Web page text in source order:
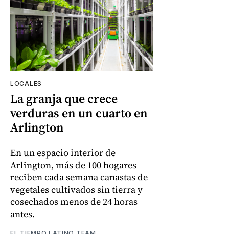
LOCALES
La granja que crece
verduras en un cuarto en
Arlington
En un espacio interior de
Arlington, más de 100 hogares
reciben cada semana canastas de
vegetales cultivados sin tierra y
cosechados menos de 24 horas
antes.